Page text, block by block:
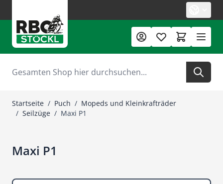
Suche
Startseite / Puch / Mopeds und Kleinkrafträder
/ Seilzüge / Maxi P1
Maxi P1